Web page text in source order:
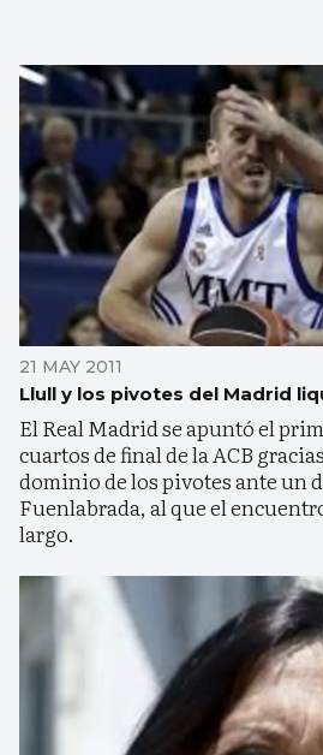
21 MAY 2011
Llull y los pivotes del Madrid
El Real Madrid se apuntó el
cuartos de final de la ACB
dominio de los pivotes ante un
Fuenlabrada, al que el
largo.